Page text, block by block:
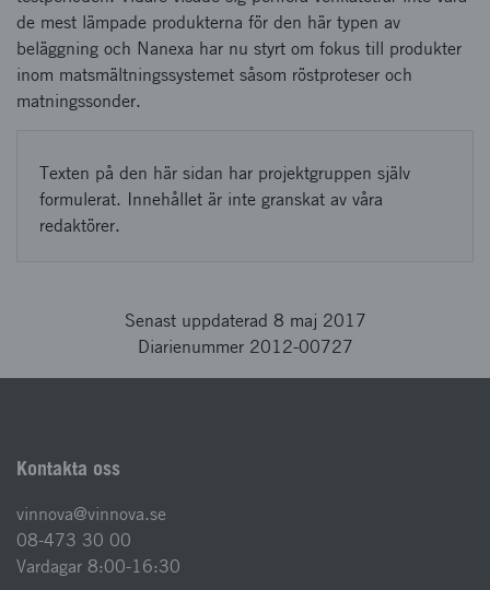
de mest lämpade produkterna för den här typen av
beläggning och Nanexa har nu styrt om fokus till produkter
inom matsmältningssystemet såsom röstproteser och
matningssonder.
Texten på den här sidan har projektgruppen själv
formulerat. Innehållet är inte granskat av våra
redaktörer.
Senast uppdaterad 8 maj 2017
Diarienummer 2012-00727
Kontakta oss
vinnova@vinnova.se
08-473 30 00
Vardagar 8:00-16:30